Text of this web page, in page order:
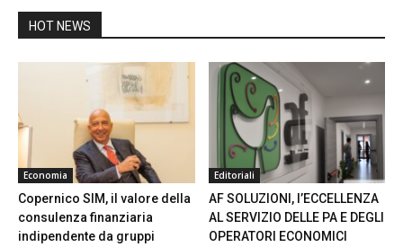
HOT NEWS
Economia
Copernico SIM, il valore della
consulenza finanziaria
indipendente da gruppi
Editoriali
AF SOLUZIONI, l’ECCELLENZA
AL SERVIZIO DELLE PA E DEGLI
OPERATORI ECONOMICI